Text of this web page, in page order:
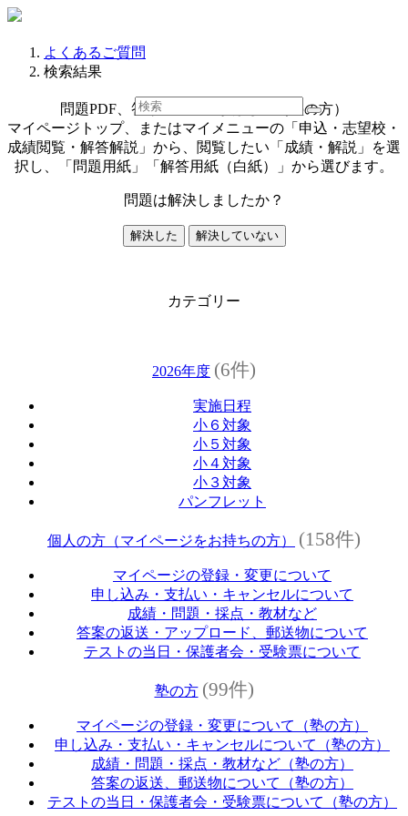
よくあるご質問
検索結果
問題PDF、答案用紙PDFがほしい（塾の方）
マイページトップ、またはマイメニューの「申込・志望校・
成績閲覧・解答解説」から、閲覧したい「成績・解説」を選
択し、「問題用紙」「解答用紙（白紙）」から選びます。
問題は解決しましたか？
解決した 解決していない
カテゴリー
2026年度 (6件)
実施日程
小６対象
小５対象
小４対象
小３対象
パンフレット
個人の方（マイページをお持ちの方） (158件)
マイページの登録・変更について
申し込み・支払い・キャンセルについて
成績・問題・採点・教材など
答案の返送・アップロード、郵送物について
テストの当日・保護者会・受験票について
塾の方 (99件)
マイページの登録・変更について（塾の方）
申し込み・支払い・キャンセルについて（塾の方）
成績・問題・採点・教材など（塾の方）
答案の返送、郵送物について（塾の方）
テストの当日・保護者会・受験票について（塾の方）